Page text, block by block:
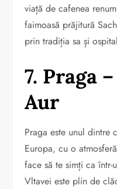
viață de cafenea
faimoasă prăjitură
prin tradiția sa și
7. Praga
Aur
Praga este unul dintre
Europa, cu o
face să te simți ca
Vltavei este plin de